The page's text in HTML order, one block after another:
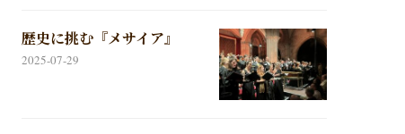
歴史に挑む『メサイア』
2025-07-29